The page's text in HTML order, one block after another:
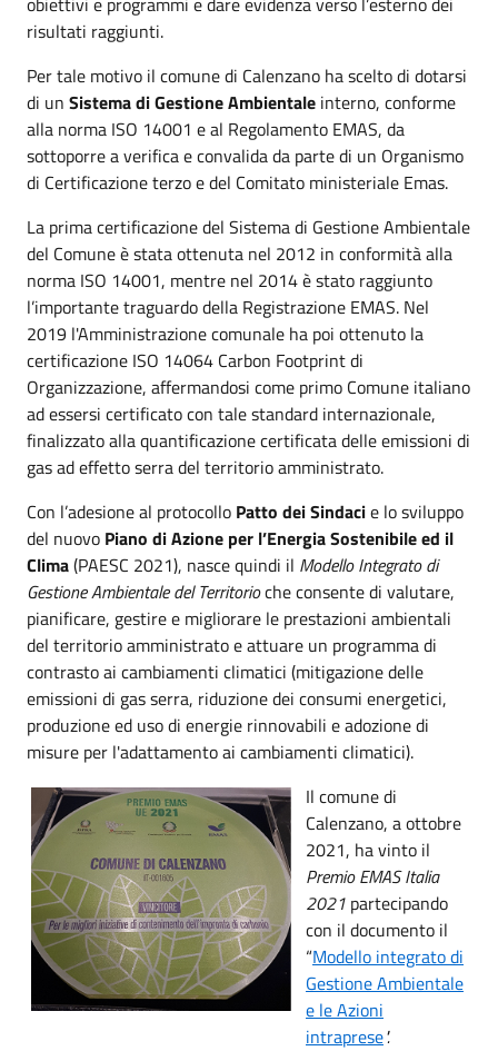
risultati raggiunti.
Per tale motivo il comune di Calenzano ha scelto di dotarsi
di un Sistema di Gestione Ambientale interno, conforme
alla norma ISO 14001 e al Regolamento EMAS, da
sottoporre a verifica e convalida da parte di un Organismo
di Certificazione terzo e del Comitato ministeriale Emas.
La prima certificazione del Sistema di Gestione Ambientale
del Comune è stata ottenuta nel 2012 in conformità alla
norma ISO 14001, mentre nel 2014 è stato raggiunto
l’importante traguardo della Registrazione EMAS. Nel
2019 l'Amministrazione comunale ha poi ottenuto la
certificazione ISO 14064 Carbon Footprint di
Organizzazione, affermandosi come primo Comune italiano
ad essersi certificato con tale standard internazionale,
finalizzato alla quantificazione certificata delle emissioni di
gas ad effetto serra del territorio amministrato.
Con l’adesione al protocollo Patto dei Sindacie lo sviluppo
del nuovo Piano di Azione per l’Energia Sostenibile ed il
Clima(PAESC 2021), nasce quindi il Modello Integrato di
Gestione Ambientale del Territorioche consente di valutare,
pianificare, gestire e migliorare le prestazioni ambientali
del territorio amministrato e attuare un programma di
contrasto ai cambiamenti climatici (mitigazione delle
emissioni di gas serra, riduzione dei consumi energetici,
produzione ed uso di energie rinnovabili e adozione di
misure per l'adattamento ai cambiamenti climatici).
Il comune di
Calenzano, a ottobre
2021, ha vinto il
Premio EMAS Italia
2021 partecipando
con il documento il
“Modello integrato di
Gestione Ambientale
e le Azioni
intraprese".